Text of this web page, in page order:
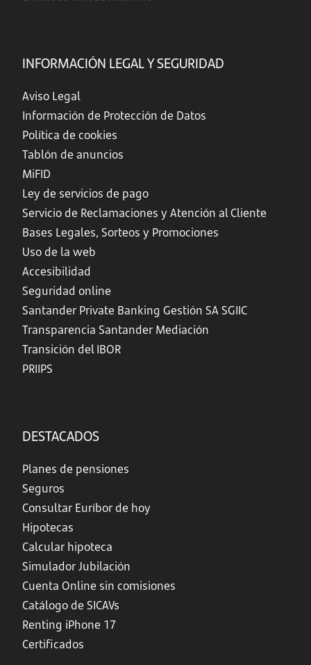
INFORMACIÓN LEGAL Y SEGURIDAD
Aviso Legal
Información de Protección de Datos
Política de cookies
Tablón de anuncios
MiFID
Ley de servicios de pago
Servicio de Reclamaciones y Atención al Cliente
Bases Legales, Sorteos y Promociones
Uso de la web
Accesibilidad
Seguridad online
Santander Private Banking Gestión SA SGIIC
Transparencia Santander Mediación
Transición del IBOR
PRIIPS
DESTACADOS
Planes de pensiones
Seguros
Consultar Euríbor de hoy
Hipotecas
Calcular hipoteca
Simulador Jubilación
Cuenta Online sin comisiones
Catálogo de SICAVs
Renting iPhone 17
Certificados